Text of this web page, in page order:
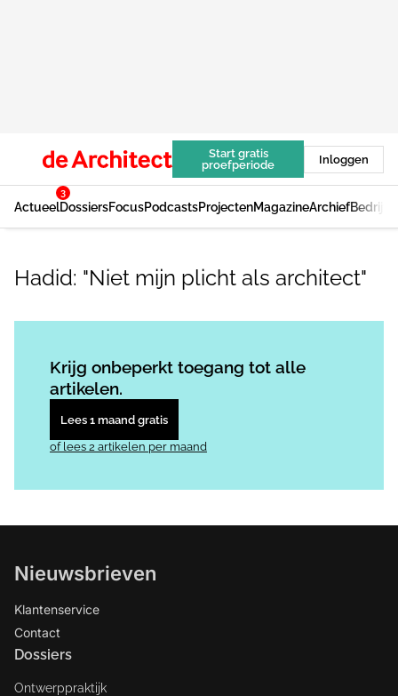
Start gratis
proefperiode
Inloggen
Actueel
3
DossiersFocusPodcastsProjectenMagazineArchief
Hadid: "Niet mijn plicht als architect"
Krijg onbeperkt toegang tot alle
artikelen.
Lees 1 maand gratis
of lees 2 artikelen per maand
Nieuwsbrieven
Klantenservice
Contact
Dossiers
Ontwerppraktijk